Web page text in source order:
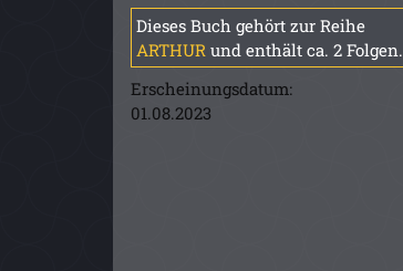
Dieses Buch gehört zur Reihe
ARTHUR und enthält ca. 2 Folgen.
Erscheinungsdatum:
01.08.2023